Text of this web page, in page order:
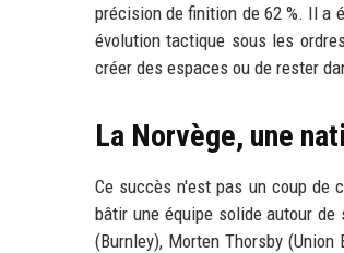
précision de finition de 62 %. Il a
évolution tactique sous les
créer des espaces ou de rester
La Norvège, une
Ce succès n'est pas un coup de
bâtir une équipe solide autour de
(Burnley), Morten Thorsby